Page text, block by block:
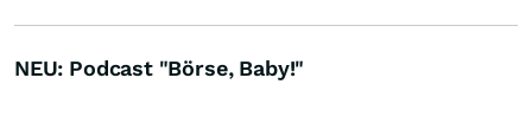
NEU: Podcast "Börse, Baby!"